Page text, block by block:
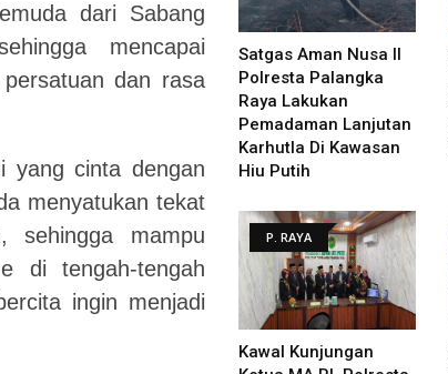
dari Sabang
mencapai
dan rasa
yang cinta dengan
menyatukan tekat
sehingga mampu
di tengah-tengah
ingin menjadi
Satgas Aman Nusa II
Polresta Palangka
Raya Lakukan
Pemadaman Lanjutan
Karhutla Di Kawasan
Hiu Putih
P. RAYA
Kawal Kunjungan